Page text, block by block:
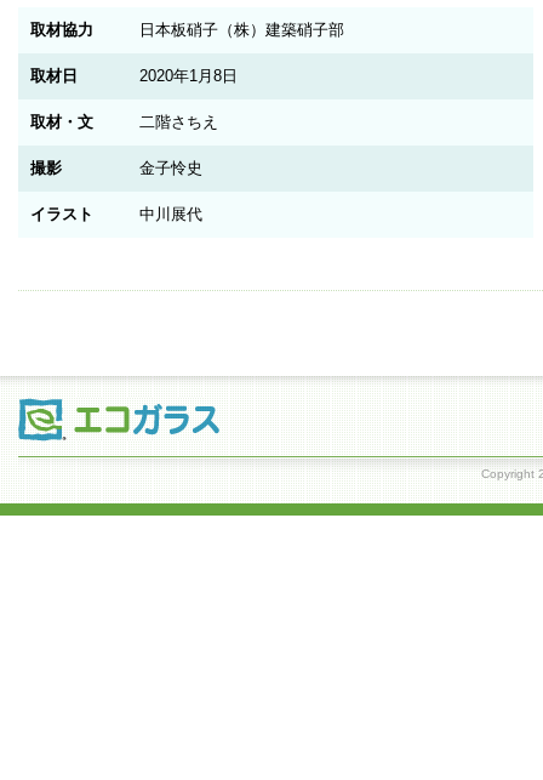
取材協力 日本板硝子（株）建築硝子部
取材日 2020年1月8日
取材・文 二階さちえ
撮影 金子怜史
イラスト 中川展代
Copyright